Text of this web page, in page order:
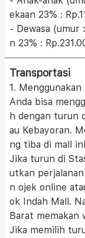
ekaan 23% :
- Dewasa (umur
n 23% :
Transportasi
1. Menggunakan
Anda bisa
h dengan turun
au Kebayoran.
ng tiba di mall
Jika turun di
utkan
n ojek online
ok Indah Mall.
Barat
Jika memilih